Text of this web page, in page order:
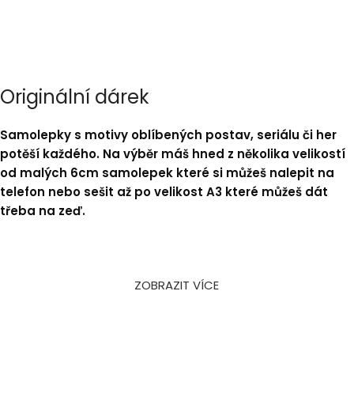
Originální dárek
Samolepky s motivy oblíbených postav, seriálu či her
potěší každého. Na výběr máš hned z několika velikostí
od malých 6cm samolepek které si můžeš nalepit na
telefon nebo sešit až po velikost A3 které můžeš dát
třeba na zeď.
ZOBRAZIT VÍCE